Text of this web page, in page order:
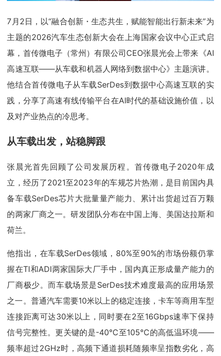
7月2日，以“融合创新・生态共生，赋能智能出行新未来”为
主题的2026汽车生态创新大会在上海国家会议中心正式启
幕，首传微电子（常州）有限公司CEO张晨光会上带来《AI
高速互联——从车载和机器人网络到数据中心》主题演讲。
他结合首传微电子从车载SerDes到数据中心高速互联的实
践，分享了高速有线传输平台在AI时代的基础设施价值，以
及对产业热点的冷思考。
从车载出发，站稳脚跟
张晨光首先回顾了公司发展历程。首传微电子2020年成
立，经历了2021至2023年的车规芯片热潮，是目前国内具
备车载SerDes芯片大批量量产能力、累计出货超过百万颗
的两家厂商之一。研发团队分布在中国上海、美国达拉斯和
荷兰。
他指出，在车载SerDes领域，80%至90%的市场份额仍掌
握在TI和ADI两家国际大厂手中，国内真正形成量产能力的
厂商极少。而车载场景是SerDes技术难度最高的应用场景
之一。普通汽车需要10米以上的稳定连接，卡车等商用车型
连接距离可达30米以上，同时要在2至16Gbps速率下保持
信号完整性。更关键的是-40℃至105℃的高低温环境——
频率超过2GHz时，高频下通道损耗随频率呈指数劣化，高